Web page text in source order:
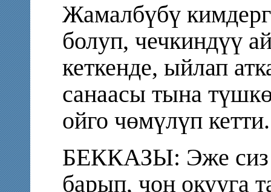
Жамалбүбү
болуп, чечкиндүү
кеткенде, ыйлап
санаасы тына
ойго чөмүлүп
БЕККАЗЫ: Эже сиз
барып, чоң окууга